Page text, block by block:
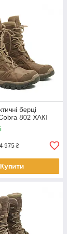
берці
802 ХАКІ
4 975 ₴
Купити